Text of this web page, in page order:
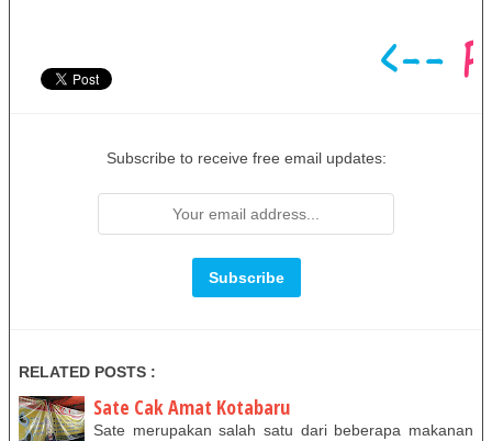
Subscribe to receive free email updates:
RELATED POSTS :
Sate Cak Amat Kotabaru
Sate merupakan salah satu dari beberapa makanan